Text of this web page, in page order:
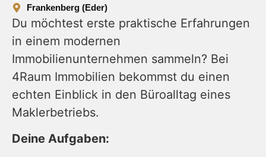
Frankenberg (Eder)
Du möchtest erste praktische Erfahrungen
in einem modernen
Immobilienunternehmen sammeln? Bei
4Raum Immobilien bekommst du einen
echten Einblick in den Büroalltag eines
Maklerbetriebs.
Deine Aufgaben: